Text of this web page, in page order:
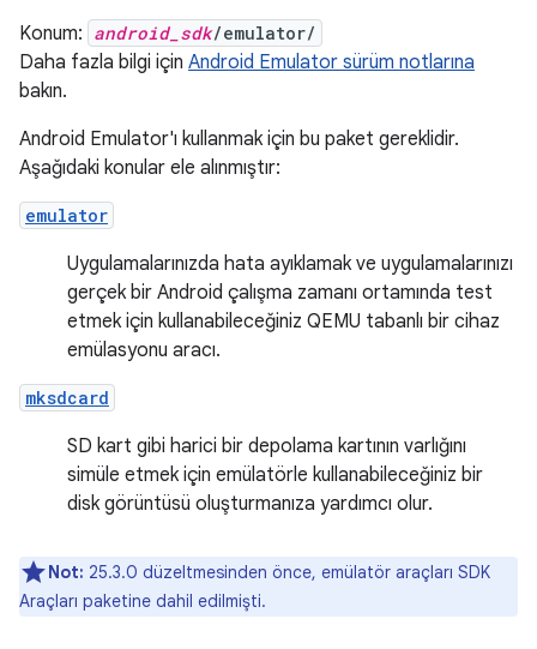
Konum: android_sdk/emulator/
Daha fazla bilgi için Android Emulator sürüm notlarına
bakın.
Android Emulator'ı kullanmak için bu paket gereklidir.
Aşağıdaki konular ele alınmıştır:
emulator
Uygulamalarınızda hata ayıklamak ve uygulamalarınızı
gerçek bir Android çalışma zamanı ortamında test
etmek için kullanabileceğiniz QEMU tabanlı bir cihaz
emülasyonu aracı.
mksdcard
SD kart gibi harici bir depolama kartının varlığını
simüle etmek için emülatörle kullanabileceğiniz bir
disk görüntüsü oluşturmanıza yardımcı olur.
Not: 25.3.0 düzeltmesinden önce, emülatör araçları SDK
Araçları paketine dahil edilmişti.